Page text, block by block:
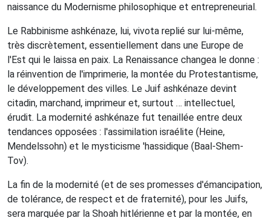
naissance du Modernisme philosophique et entrepreneurial.
Le Rabbinisme ashkénaze, lui, vivota replié sur lui-même,
très discrètement, essentiellement dans une Europe de
l'Est qui le laissa en paix. La Renaissance changea le donne :
la réinvention de l'imprimerie, la montée du Protestantisme,
le développement des villes. Le Juif ashkénaze devint
citadin, marchand, imprimeur et, surtout … intellectuel,
érudit. La modernité ashkénaze fut tenaillée entre deux
tendances opposées : l'assimilation israélite (Heine,
Mendelssohn) et le mysticisme 'hassidique (Baal-Shem-
Tov).
La fin de la modernité (et de ses promesses d'émancipation,
de tolérance, de respect et de fraternité), pour les Juifs,
sera marquée par la Shoah hitlérienne et par la montée, en